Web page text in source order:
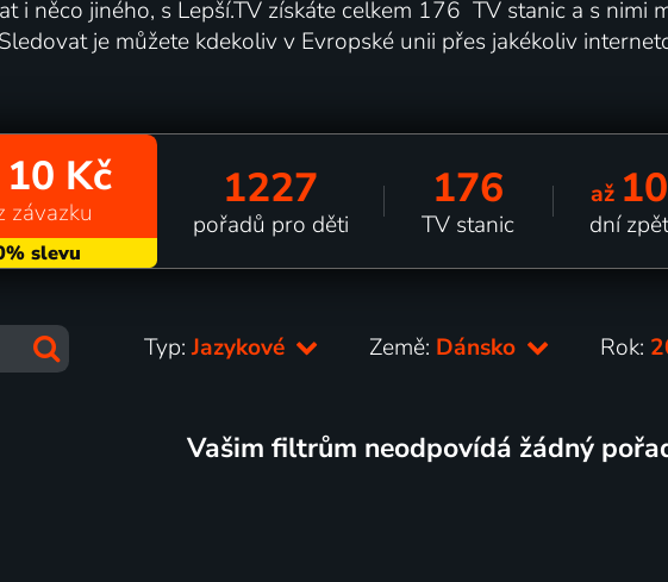
i něco jiného, s Lepší.TV získáte celkem 176 TV stanic a s nimi
je můžete kdekoliv v Evropské unii přes jakékoliv
Kč
závazku 1227
pořadů pro děti
176
TV stanic
až
dní
Typ:Jazykové Země: Dánsko Rok:
Vašim filtrům neodpovídá žádný